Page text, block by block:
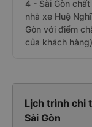
4 - Sài Gòn
nhà xe Huệ
Gòn với điểm
của khách
Lịch trình chi
Sài Gòn